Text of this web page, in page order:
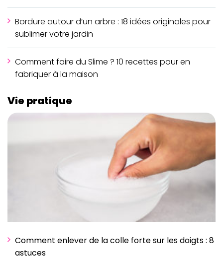
Bordure autour d’un arbre : 18 idées originales pour
sublimer votre jardin
Comment faire du Slime ? 10 recettes pour en
fabriquer à la maison
Vie pratique
Comment enlever de la colle forte sur les doigts : 8
astuces